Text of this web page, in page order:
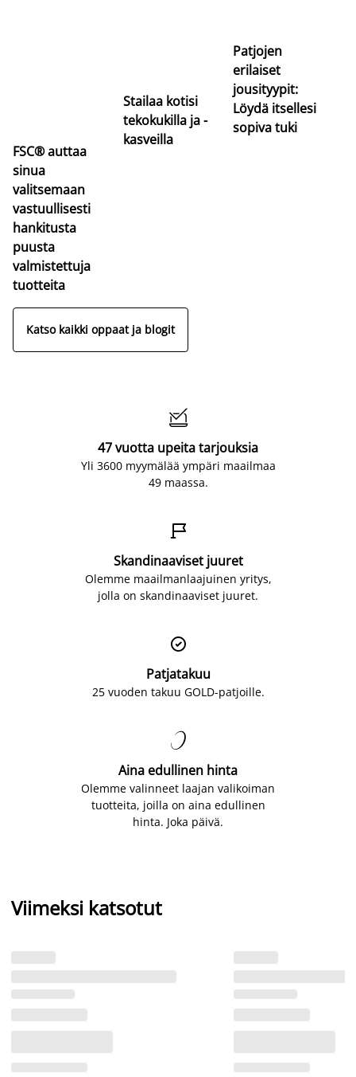
FSC® auttaa
sinua
valitsemaan
vastuullisesti
hankitusta
puusta
valmistettuja
tuotteita
Stailaa kotisi
tekokukilla ja -
kasveilla
Patjojen
erilaiset
jousityypit:
Löydä itsellesi
sopiva tuki
Katso kaikki oppaat ja blogit

47 vuotta upeita tarjouksia
Yli 3600 myymälää ympäri maailmaa
49 maassa.

Skandinaaviset juuret
Olemme maailmanlaajuinen yritys,
jolla on skandinaaviset juuret.

Patjatakuu
25 vuoden takuu GOLD-patjoille.

Aina edullinen hinta
Olemme valinneet laajan valikoiman
tuotteita, joilla on aina edullinen
hinta. Joka päivä.
Viimeksi katsotut